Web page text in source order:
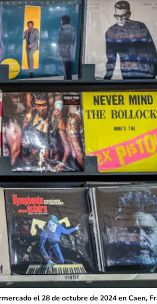
el 28 de octubre de 2024 en Caen,